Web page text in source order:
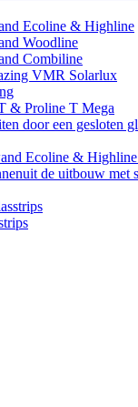
Ecoline & Highline
Woodline
Combiline
& Proline T Mega
Ecoline & Highline